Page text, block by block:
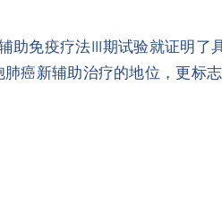
助免疫疗法III期试验就证明
癌新辅助治疗的地位，更标